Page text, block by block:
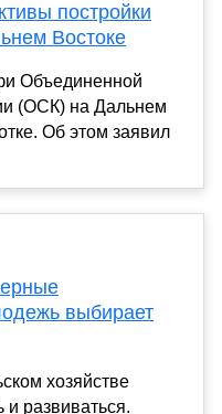
постройки
Востоке
Объединенной
(ОСК) на Дальнем
Об этом заявил
выбирает
хозяйстве
развиваться.